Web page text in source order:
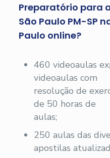
Preparatório para
São Paulo PM-SP
Paulo online?
460 videoaulas
videoaulas com
resolução de
de 50 horas de
aulas;
250 aulas das
apostilas